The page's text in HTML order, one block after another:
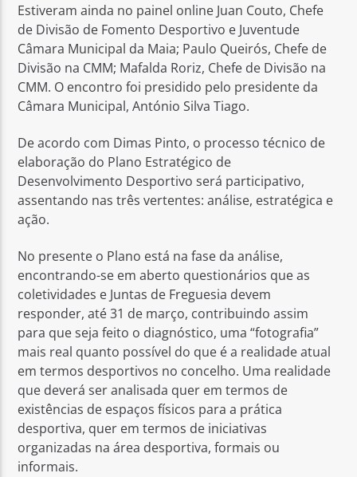
Estiveram ainda no painel online Juan Couto, Chefe
de Divisão de Fomento Desportivo e Juventude
Câmara Municipal da Maia; Paulo Queirós, Chefe de
Divisão na CMM; Mafalda Roriz, Chefe de Divisão na
CMM. O encontro foi presidido pelo presidente da
Câmara Municipal, António Silva Tiago.
De acordo com Dimas Pinto, o processo técnico de
elaboração do Plano Estratégico de
Desenvolvimento Desportivo será participativo,
assentando nas três vertentes: análise, estratégica e
ação.
No presente o Plano está na fase da análise,
encontrando-se em aberto questionários que as
coletividades e Juntas de Freguesia devem
responder, até 31 de março, contribuindo assim
para que seja feito o diagnóstico, uma “fotografia”
mais real quanto possível do que é a realidade atual
em termos desportivos no concelho. Uma realidade
que deverá ser analisada quer em termos de
existências de espaços físicos para a prática
desportiva, quer em termos de iniciativas
organizadas na área desportiva, formais ou
informais.